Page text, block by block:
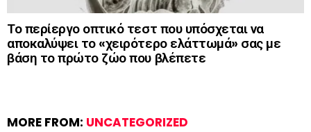
Το περίεργο οπτικό τεστ που υπόσχεται να
αποκαλύψει το «χειρότερο ελάττωμά» σας με
βάση το πρώτο ζώο που βλέπετε
MORE FROM: UNCATEGORIZED